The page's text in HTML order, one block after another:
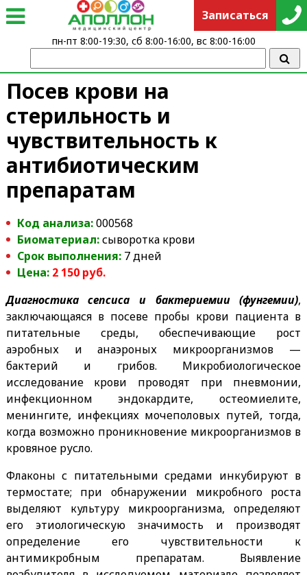
Посев крови на
стерильность и
чувствительность к
антибиотическим
препаратам
Код анализа:000568
Биоматериал:сыворотка крови
Срок выполнения: 7 дней
Цена: 2 150руб.
Диагностика сепсиса и бактериемии (фунгемии),
заключающаяся в посеве пробы крови пациента в
питательные среды, обеспечивающие рост
аэробных и анаэроных микроорганизмов —
бактерий и грибов. Микробиологическое
исследование крови проводят при пневмонии,
инфекционном эндокардите, остеомиелите,
менингите, инфекциях мочеполовых путей, тогда,
когда возможно проникновение микроорганизмов в
кровяное русло.
Флаконы с питательными средами инкубируют в
термостате; при обнаружении микробного роста
выделяют культуру микроорганизма, определяют
его этиологическую значимость и производят
определение его чувствительности к
антимикробным препаратам. Выявление
Записаться
пн-пт 8:00-19:30, сб 8:00-16:00, вс 8:00-16:00